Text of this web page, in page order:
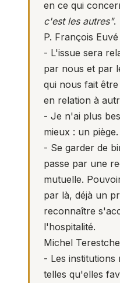
en ce qui
c'est les autres".
P. François Euvé
- L'issue sera
par nous et par
qui nous fait
en relation à
- Je n'ai plus
mieux : un piège.
- Se garder de
passe par une
mutuelle.
par là, déjà un
reconnaître
l'hospitalité.
Michel
- Les institutions
telles qu'elles